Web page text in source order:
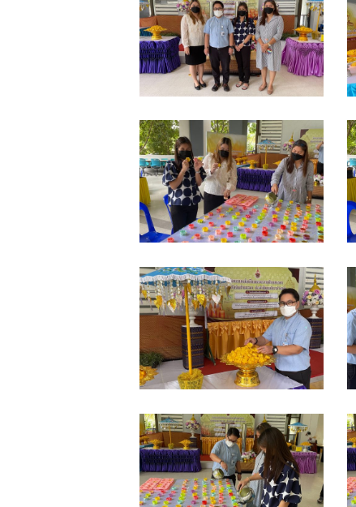
S__13729803
S__13729807
S__13729813